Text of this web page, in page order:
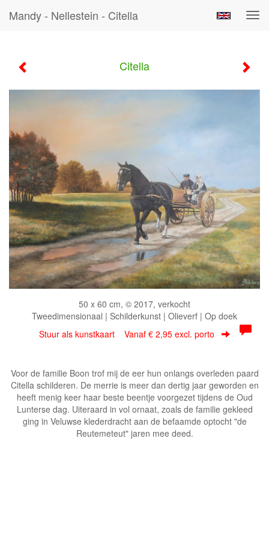
Mandy - Nellestein - Citella
Citella
50 x 60 cm, © 2017, verkocht
Tweedimensionaal | Schilderkunst | Olieverf | Op doek
Stuur als kunstkaart Vanaf € 2,95 excl. porto
Voor de familie Boon trof mij de eer hun onlangs overleden paard
Citella schilderen. De merrie is meer dan dertig jaar geworden en
heeft menig keer haar beste beentje voorgezet tijdens de Oud
Lunterse dag. Uiteraard in vol ornaat, zoals de familie gekleed
ging in Veluwse klederdracht aan de befaamde optocht "de
Reutemeteut" jaren mee deed.